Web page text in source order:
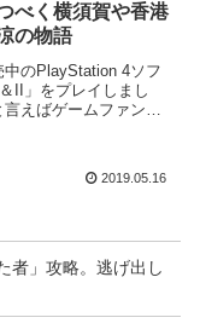
べく横須賀や香港
の物語
中のPlayStation 4ソフ
II」をプレイしまし
えばゲームファンな
2019.05.16
者」攻略。逃げ出し